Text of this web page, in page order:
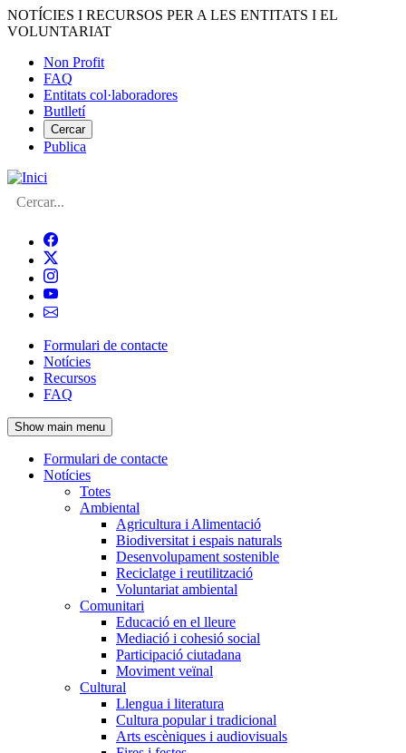
Vés
al
NOTÍCIES I RECURSOS PER A LES ENTITATS I EL
VOLUNTARIAT
Menú
del
compte
d'usuari
Non Profit
FAQ
Entitats col·laboradores
Butlletí
Cercar
Publica
Cerca
Navegació
principal
de
l'encapçalament
Formulari de contacte
Notícies
Recursos
FAQ
Show main menu
Navegació
principal
Formulari de contacte
Notícies
Totes
Ambiental
Agricultura i Alimentació
Biodiversitat i espais naturals
Desenvolupament sostenible
Reciclatge i reutilització
Voluntariat ambiental
Comunitari
Educació en el lleure
Mediació i cohesió social
Participació ciutadana
Moviment veïnal
Cultural
Llengua i literatura
Cultura popular i tradicional
Arts escèniques i audiovisuals